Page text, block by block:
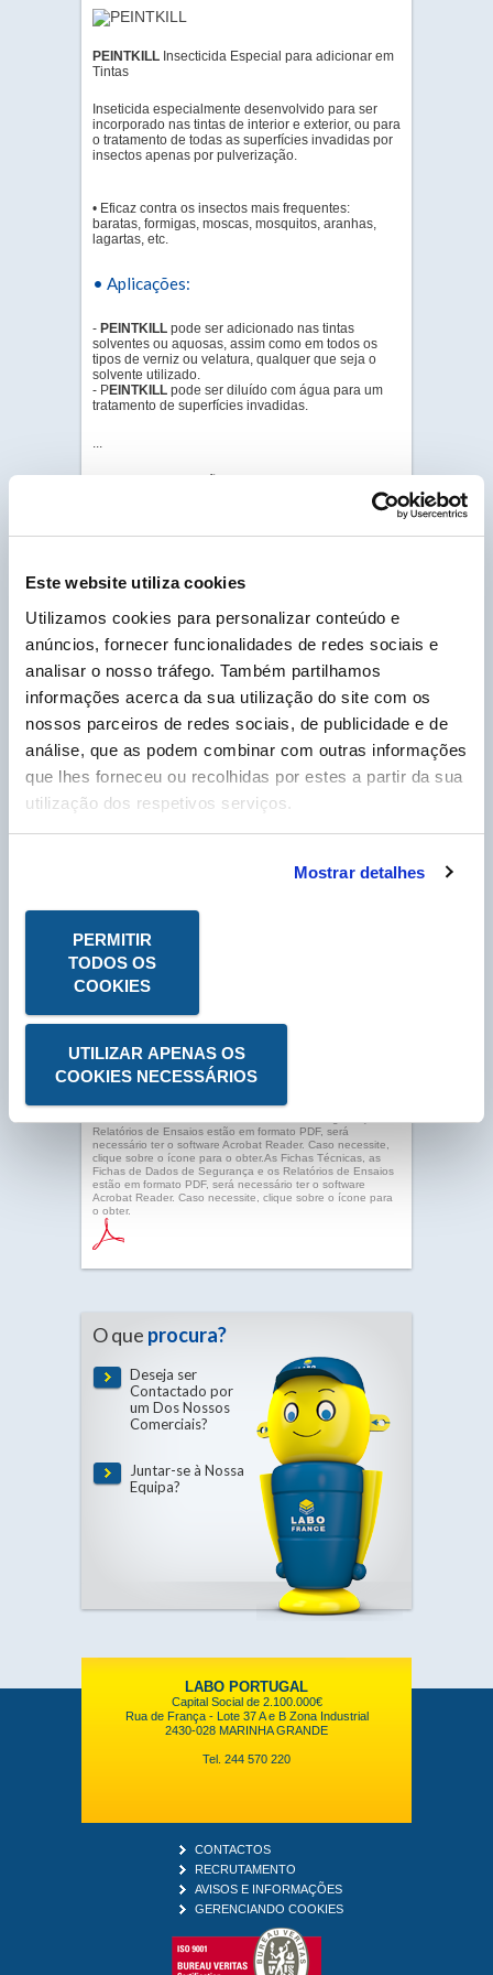
Este website utiliza cookies
Utilizamos cookies para personalizar conteúdo e
anúncios, fornecer funcionalidades de redes sociais e
analisar o nosso tráfego. Também partilhamos
informações acerca da sua utilização do site com os
nossos parceiros de redes sociais, de publicidade e de
análise, que as podem combinar com outras informações
que lhes forneceu ou recolhidas por estes a partir da sua
utilização dos respetivos serviços.
Mostrar detalhes
PERMITIR
TODOS OS
COOKIES
UTILIZAR APENAS OS
COOKIES NECESSÁRIOS
PDF - DOC TÉCNICO
Cliente Labo Portugal, por favor insira o seu nº
de cliente, que pode encontrar na sua fatura e
que começa por um P, para poder descarregar as
Fichas Técnicas em PDF.
N° Compte Client
Relatórios de Ensaios estão em formato PDF, será
necessário ter o software Acrobat Reader. Caso necessite,
clique sobre o ícone para o obter.As Fichas Técnicas, as
Fichas de Dados de Segurança e os Relatórios de Ensaios
estão em formato PDF, será necessário ter o software
Acrobat Reader. Caso necessite, clique sobre o ícone para
o obter.
PEINTKILL Insecticida Especial para adicionar em
Tintas
Inseticida especialmente desenvolvido para ser
incorporado nas tintas de interior e exterior, ou para
o tratamento de todas as superfícies invadidas por
insectos apenas por pulverização.
• Eficaz contra os insectos mais frequentes:
baratas, formigas, moscas, mosquitos, aranhas,
lagartas, etc.
• Aplicações:
- PEINTKILL pode ser adicionado nas tintas
solventes ou aquosas, assim como em todos os
tipos de verniz ou velatura, qualquer que seja o
solvente utilizado.
- PEINTKILL pode ser diluído com água para um
tratamento de superfícies invadidas.
...
versão completa da documentação em PDF, no
O que procura?
Deseja ser
Contactado por
um Dos Nossos
Comerciais?
Juntar-se à Nossa
Equipa?
LABO PORTUGAL
Capital Social de 2.100.000€
Rua de França - Lote 37 A e B Zona Industrial
2430-028 MARINHA GRANDE
Tel. 244 570 220
CONTACTOS
RECRUTAMENTO
AVISOS E INFORMAÇÕES
GERENCIANDO COOKIES